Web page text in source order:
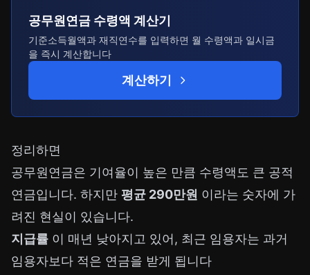
공무원연금 수령액 계산기
기준소득월액과 재직연수를 입력하면 월 수령액과 일시금
을 즉시 계산합니다
계산하기
정리하면
공무원연금은 기여율이 높은 만큼 수령액도 큰 공적
연금입니다. 하지만 평균 290만원 이라는 숫자에 가
려진 현실이 있습니다.
지급률 이 매년 낮아지고 있어, 최근 임용자는 과거
임용자보다 적은 연금을 받게 됩니다